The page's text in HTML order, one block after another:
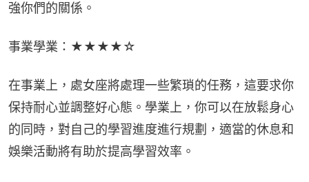
強你們的關係。
事業學業：★★★★☆
在事業上，處女座將處理一些繁瑣的任務，這要求你
保持耐心並調整好心態。學業上，你可以在放鬆身心
的同時，對自己的學習進度進行規劃，適當的休息和
娛樂活動將有助於提高學習效率。